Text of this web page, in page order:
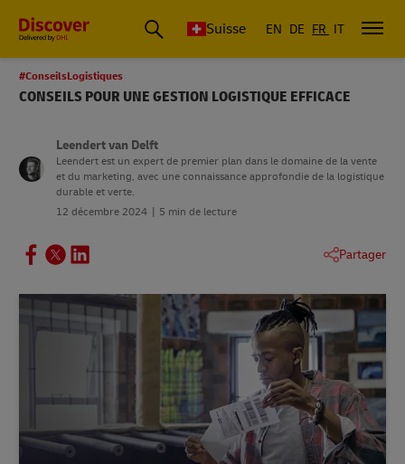
Suisse EN DE FR IT
#ConseilsLogistiques
CONSEILS POUR UNE GESTION LOGISTIQUE EFFICACE
Leendert van Delft
Leendert est un expert de premier plan dans le domaine de la vente
et du marketing, avec une connaissance approfondie de la logistique
durable et verte.
12 décembre 2024
5 min de lecture
Partager